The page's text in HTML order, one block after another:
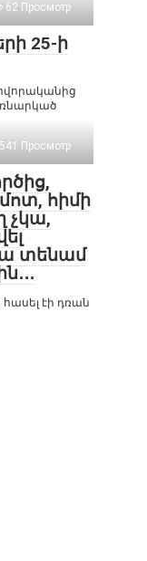
62 Просмотр
25-ի
541 Просмотр
հիմի
չկա,
տենամ
հասել էի դռան